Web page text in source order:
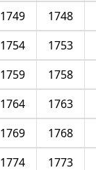
1748
1749
1753
1754
1758
1759
1763
1764
1768
1769
1773
1774